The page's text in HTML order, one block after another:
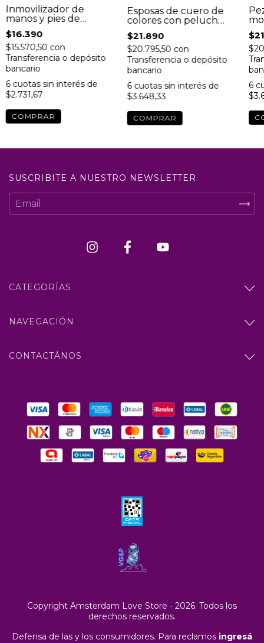
Inmovilizador de
manos y pies de
nylon - Bondage
$16.390
$15.570,50 con
Transferencia o depósito
bancario
6 cuotas sin interés de
$2.731,67
Esposas de cuero de
colores con peluche
- Bondage
$21.890
$20.795,50 con
Transferencia o depósito
bancario
6 cuotas sin interés de
$3.648,33
6
SUSCRIBITE A NUESTRO NEWSLETTER
CATEGORÍAS
NAVEGACIÓN
CONTACTÁNOS
Copyright Amsterdam Love Store - 2026. Todos los
derechos reservados.
Defensa de las y los consumidores. Para reclamos ingresá